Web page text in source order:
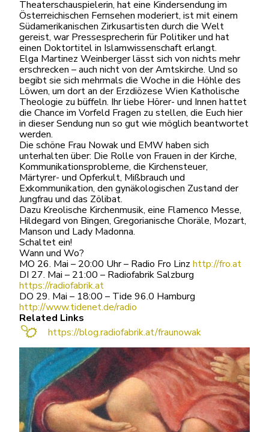
Theaterschauspielerin, hat eine Kindersendung im
Österreichischen Fernsehen moderiert, ist mit einem
Südamerikanischen Zirkusartisten durch die Welt
gereist, war Pressesprecherin für Politiker und hat
einen Doktortitel in Islamwissenschaft erlangt.
Elga Martinez Weinberger lässt sich von nichts mehr
erschrecken – auch nicht von der Amtskirche. Und so
begibt sie sich mehrmals die Woche in die Höhle des
Löwen, um dort an der Erzdiözese Wien Katholische
Theologie zu büffeln. Ihr liebe Hörer- und Innen hattet
die Chance im Vorfeld Fragen zu stellen, die Euch hier
in dieser Sendung nun so gut wie möglich beantwortet
werden.
Die schöne Frau Nowak und EMW haben sich
unterhalten über: Die Rolle von Frauen in der Kirche,
Kommunikationsprobleme, die Kirchensteuer,
Märtyrer- und Opferkult, Mißbrauch und
Exkommunikation, den gynäkologischen Zustand der
Jungfrau und das Zölibat.
Dazu Kreolische Kirchenmusik, eine Flamenco Messe,
Hildegard von Bingen, Gregorianische Choräle, Mozart,
Manson und Lady Madonna.
Schaltet ein!
Wann und Wo?
MO 26. Mai – 20:00 Uhr – Radio Fro Linz http://fro.at
DI 27. Mai – 21:00 – Radiofabrik Salzburg
https://radiofabrik.at
DO 29. Mai – 18:00 – Tide 96.0 Hamburg
http://www.tidenet.de/radio
Related Links
https://blog.radiofabrik.at/fraunowak